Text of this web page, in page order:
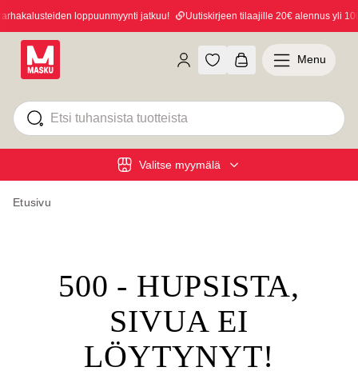
loppuunmyynti jatkuu! Uutiskirjeen tilaajille 20€ alennus yli
Valitse myymälä
Menu
Etusivu
500 - HUPSISTA,
SIVUA EI
LÖYTYNYT!